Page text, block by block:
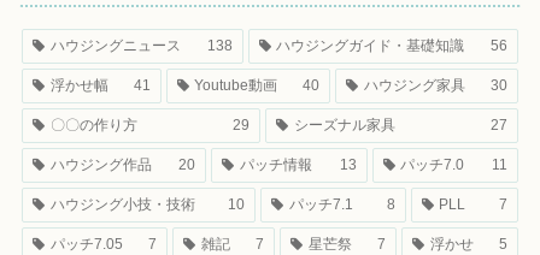
ハウジングニュース 138 ハウジングガイド・基礎知識 56
浮かせ幅 41 Youtube動画 40 ハウジング家具 30
〇〇の作り方 29 シーズナル家具 27
ハウジング作品 20 パッチ情報 13 パッチ7.0 11
ハウジング小技・技術 10 パッチ7.1 8 PLL 7
パッチ7.05 7 雑記 7 星芒祭 7 浮かせ 5